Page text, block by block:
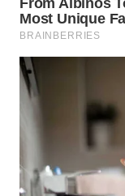
WN
SIMALUNGUN
LABUHANBATU
TENGAH